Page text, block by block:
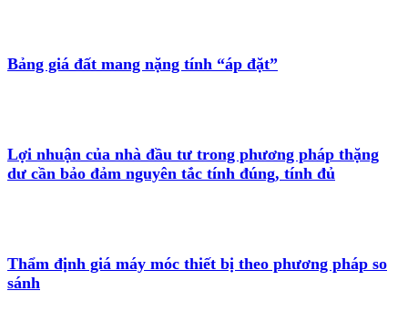
Bảng giá đất mang nặng tính “áp đặt”
Lợi nhuận của nhà đầu tư trong phương pháp thặng
dư cần bảo đảm nguyên tắc tính đúng, tính đủ
Thẩm định giá máy móc thiết bị theo phương pháp so
sánh